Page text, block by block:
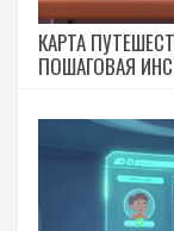
КАРТА
ПОШАГОВАЯ